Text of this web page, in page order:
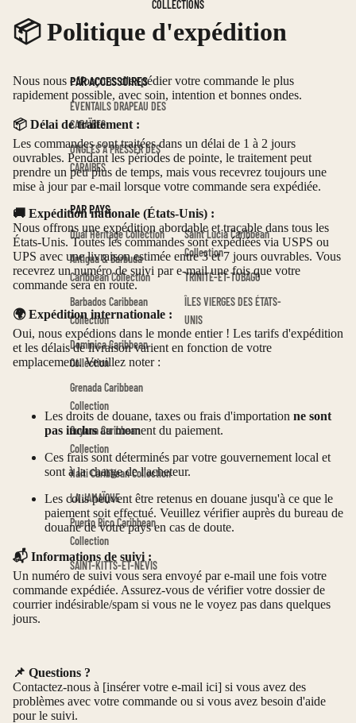
COLLECTIONS
PAR ACCESSOIRES
ÉVENTAILS DRAPEAU DES
CARAÏBES
ONGLES À PRESSER DES
CARAÏBES
PAR PAYS
Dual Heritage Collection
Antigua & Barbuda
Caribbean Collection
Barbados Caribbean
Collection
Dominica Caribbean
Collection
Grenada Caribbean
Collection
Guyana Caribbean
Collection
Haiti Caribbean Collection
LA JAMAÏQUE
Puerto Rico Caribbean
Collection
SAINT-KITTS-ET-NEVIS
Saint Lucia Caribbean
Collection
TRINITÉ-ET-TOBAGO
ÎLES VIERGES DES ÉTATS-
UNIS
📦 Politique d'expédition
Nous nous efforçons d'expédier votre commande le plus
rapidement possible, avec soin, intention et bonnes ondes.
📦 Délai de traitement :
Les commandes sont traitées dans un délai de 1 à 2 jours
ouvrables. Pendant les périodes de pointe, le traitement peut
prendre un peu plus de temps, mais vous recevrez toujours une
mise à jour par e-mail lorsque votre commande sera expédiée.
🚚 Expédition nationale (États-Unis) :
Nous offrons une expédition abordable et traçable dans tous les
États-Unis. Toutes les commandes sont expédiées via USPS ou
UPS avec une livraison estimée entre 3 et 7 jours ouvrables. Vous
recevrez un numéro de suivi par e-mail une fois que votre
commande sera en route.
🌍 Expédition internationale :
Oui, nous expédions dans le monde entier ! Les tarifs d'expédition
et les délais de livraison varient en fonction de votre
emplacement. Veuillez noter :
Les droits de douane, taxes ou frais d'importation ne sont
pas inclusau moment du paiement.
Ces frais sont déterminés par votre gouvernement local et
sont à la charge de l'acheteur.
Les colis peuvent être retenus en douane jusqu'à ce que le
paiement soit effectué. Veuillez vérifier auprès du bureau de
douane de votre pays en cas de doute.
📬 Informations de suivi :
Un numéro de suivi vous sera envoyé par e-mail une fois votre
commande expédiée. Assurez-vous de vérifier votre dossier de
courrier indésirable/spam si vous ne le voyez pas dans quelques
jours.
📌 Questions ?
Contactez-nous à [insérer votre e-mail ici] si vous avez des
problèmes avec votre commande ou si vous avez besoin d'aide
pour le suivi.